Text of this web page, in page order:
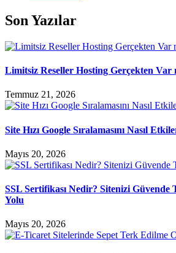
Son Yazılar
Limitsiz Reseller Hosting Gerçekten Var
Temmuz 21, 2026
Site Hızı Google Sıralamasını Nasıl
Mayıs 20, 2026
SSL Sertifikası Nedir? Sitenizi Güvende
Yolu
Mayıs 20, 2026